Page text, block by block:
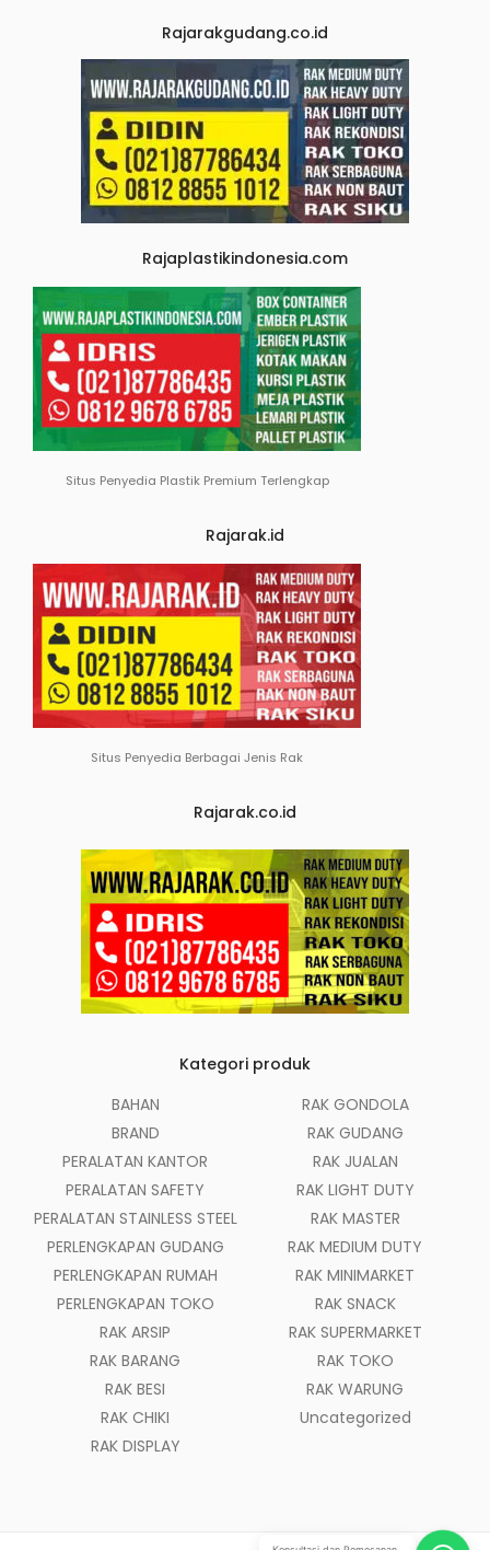
Rajarakgudang.co.id
Rajaplastikindonesia.com
Situs Penyedia Plastik Premium Terlengkap
Rajarak.id
Situs Penyedia Berbagai Jenis Rak
Rajarak.co.id
Kategori produk
BAHAN
BRAND
PERALATAN KANTOR
PERALATAN SAFETY
PERALATAN STAINLESS STEEL
PERLENGKAPAN GUDANG
PERLENGKAPAN RUMAH
PERLENGKAPAN TOKO
RAK ARSIP
RAK BARANG
RAK BESI
RAK CHIKI
RAK DISPLAY
RAK GONDOLA
RAK GUDANG
RAK JUALAN
RAK LIGHT DUTY
RAK MASTER
RAK MEDIUM DUTY
RAK MINIMARKET
RAK SNACK
RAK SUPERMARKET
RAK TOKO
RAK WARUNG
Uncategorized